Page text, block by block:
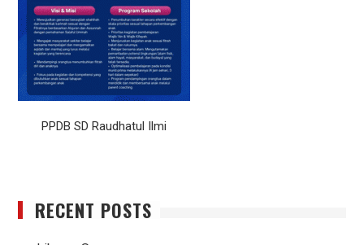
PPDB SD Raudhatul Ilmi
RECENT POSTS